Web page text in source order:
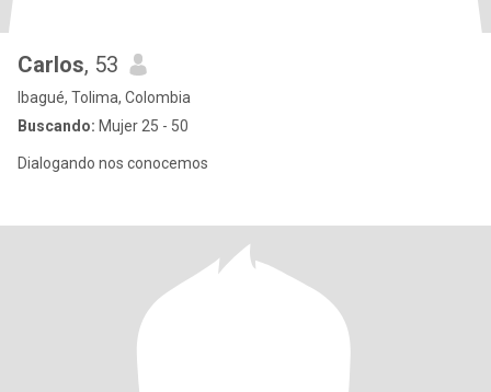
Carlos, 53
Ibagué, Tolima, Colombia
Buscando: Mujer 25 - 50
Dialogando nos conocemos